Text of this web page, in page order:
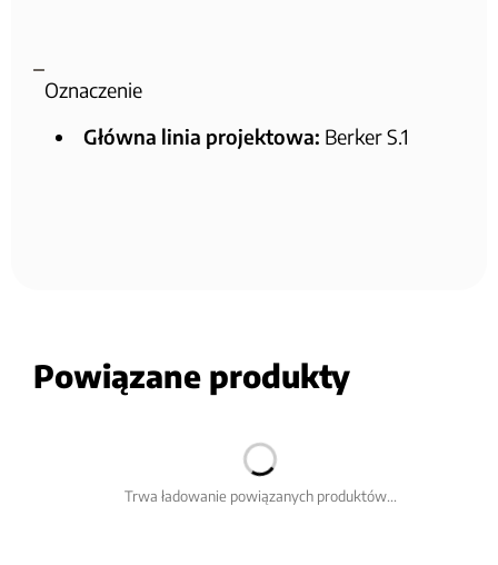
Oznaczenie
Główna linia projektowa: Berker S.1
Powiązane produkty
Trwa ładowanie powiązanych produktów...